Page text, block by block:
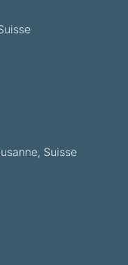
Suisse